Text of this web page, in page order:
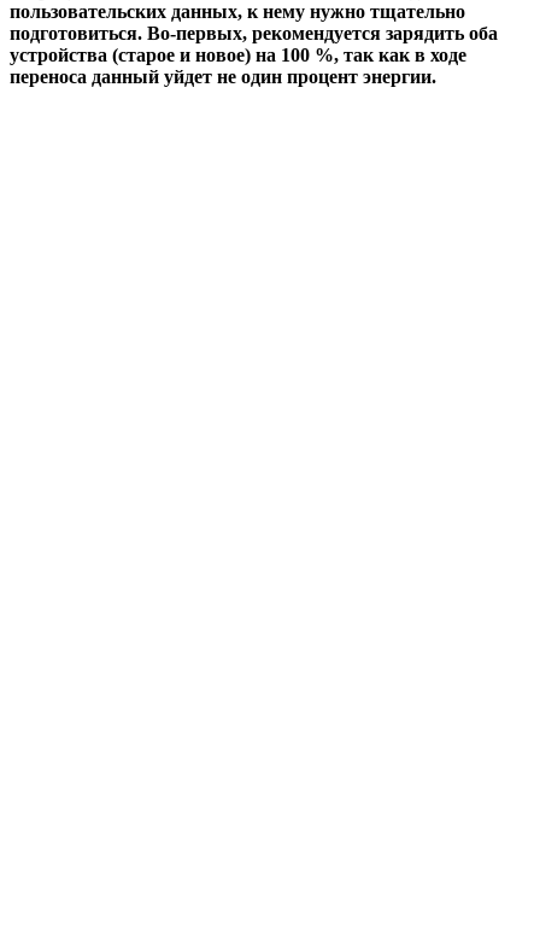
пользовательских данных, к нему нужно тщательно
подготовиться. Во-первых, рекомендуется зарядить оба
устройства (старое и новое) на 100 %, так как в ходе
переноса данный уйдет не один процент энергии.